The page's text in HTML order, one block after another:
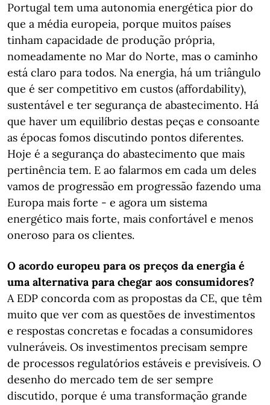
Portugal tem uma autonomia energética pior do
que a média europeia, porque muitos países
tinham capacidade de produção própria,
nomeadamente no Mar do Norte, mas o caminho
está claro para todos. Na energia, há um triângulo
que é ser competitivo em custos (affordability),
sustentável e ter segurança de abastecimento. Há
que haver um equilíbrio destas peças e consoante
as épocas fomos discutindo pontos diferentes.
Hoje é a segurança do abastecimento que mais
pertinência tem. E ao falarmos em cada um deles
vamos de progressão em progressão fazendo uma
Europa mais forte - e agora um sistema
energético mais forte, mais confortável e menos
oneroso para os clientes.
O acordo europeu para os preços da energia é
uma alternativa para chegar aos consumidores?
A EDP concorda com as propostas da CE, que têm
muito que ver com as questões de investimentos
e respostas concretas e focadas a consumidores
vulneráveis. Os investimentos precisam sempre
de processos regulatórios estáveis e previsíveis. O
desenho do mercado tem de ser sempre
discutido, porque é uma transformação grande